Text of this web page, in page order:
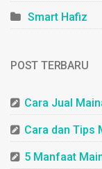
Smart Hafiz
POST TERBARU
Cara Jual
Cara dan Tips
5 Manfaat